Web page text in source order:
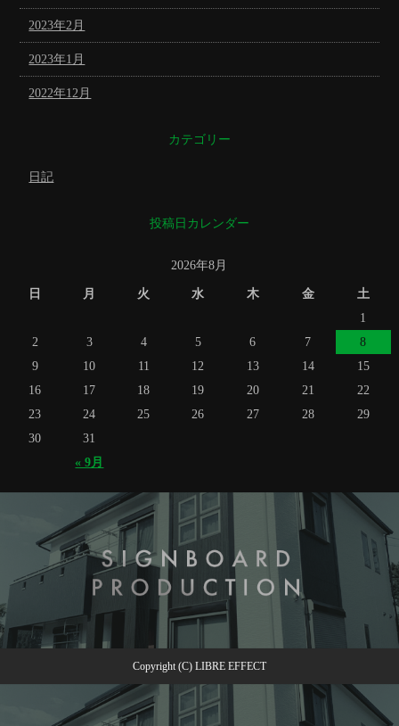
2023年2月
2023年1月
2022年12月
カテゴリー
日記
投稿日カレンダー
2026年8月
日 月 火 水 木 金 土
« 9月
1
2
3 4 5 6 7
8
9
10 11 12 13 14
15
16
17 18 19 20 21
22
23
24 25 26 27 28
29
30
31
Copyright (C) LIBRE EFFECT